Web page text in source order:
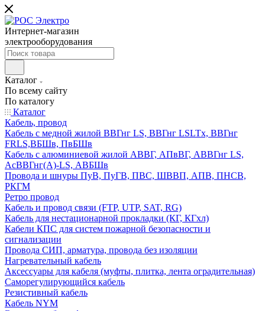
Интернет-магазин
электрооборудования
Каталог
По всему сайту
По каталогу
Каталог
Кабель, провод
Кабель с медной жилой ВВГнг LS, ВВГнг LSLTx, ВВГнг
FRLS,ВБШв, ПвБШв
Кабель с алюминиевой жилой АВВГ, АПвВГ, АВВГнг LS,
АсВВГнг(А)-LS, АВБШв
Провода и шнуры ПуВ, ПуГВ, ПВС, ШВВП, АПВ, ПНСВ,
РКГМ
Ретро провод
Кабель и провод связи (FTP, UTP, SAT, RG)
Кабель для нестационарной прокладки (КГ, КГхл)
Кабели КПС для систем пожарной безопасности и
сигнализации
Провода СИП, арматура, провода без изоляции
Нагревательный кабель
Аксессуары для кабеля (муфты, плитка, лента оградительная)
Саморегулирующийся кабель
Резистивный кабель
Кабель NYM